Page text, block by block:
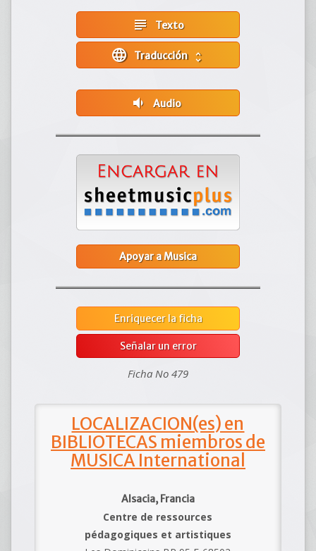
subject Texto
language unfold_more
volume_down Audio
Apoyar a Musica
Enriquecer la ficha
Señalar un error
Ficha No 479
LOCALIZACION(es) en
BIBLIOTECAS miembros de
MUSICA International
Alsacia, Francia
Centre de ressources
pédagogiques et artistiques